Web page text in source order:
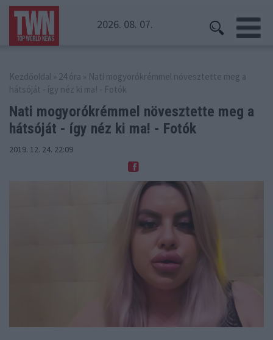
2026. 08. 07.
Kezdőoldal » 24 óra » Nati mogyorókrémmel növesztette meg a
hátsóját - így néz ki ma! - Fotók
Nati mogyorókrémmel növesztette meg a
hátsóját - így néz ki ma! - Fotók
2019. 12. 24. 22:09